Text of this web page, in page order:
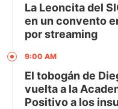
La Leoncita del
en un convento
por streaming
9:00 AM
El tobogán de
vuelta a la
Positivo a los